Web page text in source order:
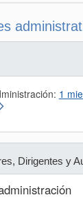
1
Dirigentes y